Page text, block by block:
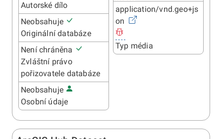
Autorské dílo
Neobsahuje
Originální databáze
Není chráněna
Zvláštní právo
pořizovatele databáze
Neobsahuje
Osobní údaje
application/vnd.geo+js
on
Typ média